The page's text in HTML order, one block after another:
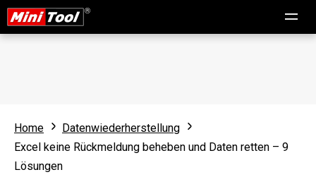
Home
Datenwiederherstellung
Excel keine Rückmeldung beheben und Daten retten – 9
Lösungen